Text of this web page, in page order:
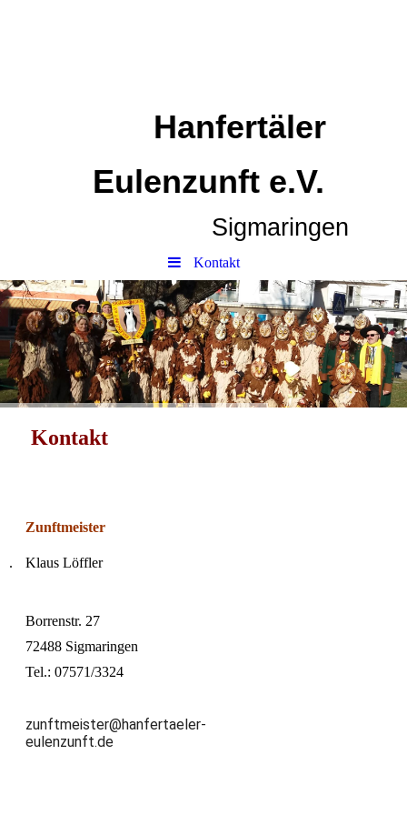
Hanfertäler
Eulenzunft e.V.
Sigmaringen
Kontakt
Kontakt
Zunftmeister
. Klaus Löffler
Borrenstr. 27
72488 Sigmaringen
Tel.: 07571/3324
zunftmeister@hanfertaeler-
eulenzunft.de